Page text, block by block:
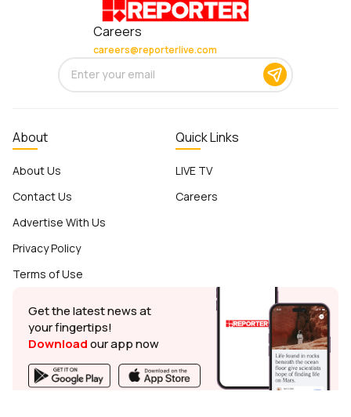
Careers
careers@reporterlive.com
About
About Us
Contact Us
Advertise With Us
Privacy Policy
Terms of Use
Quick Links
LIVE TV
Careers
Get the latest news at
your fingertips!
Downloadour app now